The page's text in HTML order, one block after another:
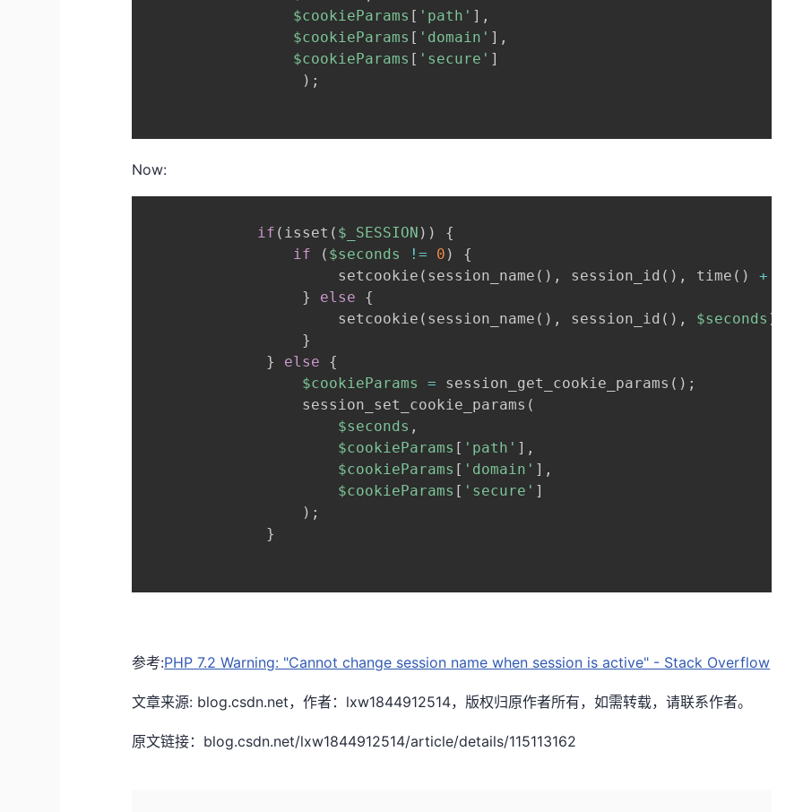
$cookieParams [ 'path' ] ,
$cookieParams [ 'domain' ] ,
$cookieParams [ 'secure' ]
) ;
Now:
if ( isset ( $_SESSION ) )
{
if
( $seconds != 0 )
{
                      setcookie
( session_name ( ) , session_id ( ) , time ( ) +
}
else
{
                      setcookie
( session_name ( ) , session_id ( ) , $seconds )
}
}
else
{
$cookieParams
= session_get_cookie_params ( ) ;
                  session_set_cookie_params
(
$seconds ,
$cookieParams [ 'path' ] ,
$cookieParams [ 'domain' ] ,
$cookieParams [ 'secure' ]
) ;
}
参考:PHP 7.2 Warning: "Cannot change session name when session is active" - Stack Overflow
文章来源: blog.csdn.net，作者：lxw1844912514，版权归原作者所有，如需转载，请联系作者。
原文链接：blog.csdn.net/lxw1844912514/article/details/115113162